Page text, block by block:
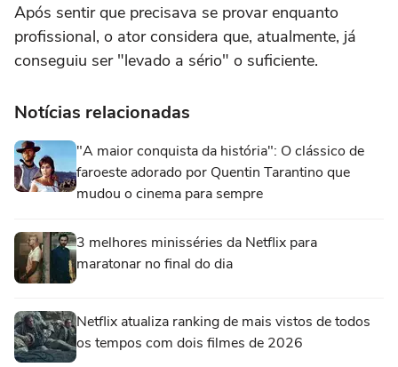
Após sentir que precisava se provar enquanto
profissional, o ator considera que, atualmente, já
conseguiu ser "levado a sério" o suficiente.
Notícias relacionadas
"A maior conquista da história": O clássico de
faroeste adorado por Quentin Tarantino que
mudou o cinema para sempre
3 melhores minisséries da Netflix para
maratonar no final do dia
Netflix atualiza ranking de mais vistos de todos
os tempos com dois filmes de 2026